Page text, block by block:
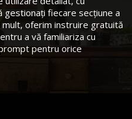
gestionați fiecare secțiune a
mult, oferim instruire gratuită
a vă familiariza cu
pentru orice